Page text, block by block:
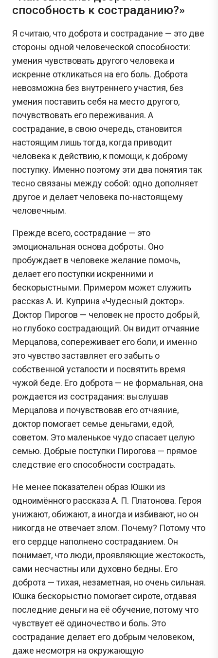
способность к состраданию?»
Я считаю, что доброта и сострадание — это две
стороны одной человеческой способности:
умения чувствовать другого человека и
искренне откликаться на его боль. Доброта
невозможна без внутреннего участия, без
умения поставить себя на место другого,
почувствовать его переживания. А
сострадание, в свою очередь, становится
настоящим лишь тогда, когда приводит
человека к действию, к помощи, к доброму
поступку. Именно поэтому эти два понятия так
тесно связаны между собой: одно дополняет
другое и делает человека по-настоящему
человечным.
Прежде всего, сострадание — это
эмоциональная основа доброты. Оно
пробуждает в человеке желание помочь,
делает его поступки искренними и
бескорыстными. Примером может служить
рассказ А. И. Куприна «Чудесный доктор».
Доктор Пирогов — человек не просто добрый,
но глубоко сострадающий. Он видит отчаяние
Мерцалова, сопереживает его боли, и именно
это чувство заставляет его забыть о
собственной усталости и посвятить время
чужой беде. Его доброта — не формальная, она
рождается из сострадания: выслушав
Мерцалова и почувствовав его отчаяние,
доктор помогает семье деньгами, едой,
советом. Это маленькое чудо спасает целую
семью. Добрые поступки Пирогова — прямое
следствие его способности сострадать.
Не менее показателен образ Юшки из
одноимённого рассказа А. П. Платонова. Героя
унижают, обижают, а иногда и избивают, но он
никогда не отвечает злом. Почему? Потому что
его сердце наполнено состраданием. Он
понимает, что люди, проявляющие жестокость,
сами несчастны или духовно бедны. Его
доброта — тихая, незаметная, но очень сильная.
Юшка бескорыстно помогает сироте, отдавая
последние деньги на её обучение, потому что
чувствует её одиночество и боль. Это
сострадание делает его добрым человеком,
даже несмотря на окружающую